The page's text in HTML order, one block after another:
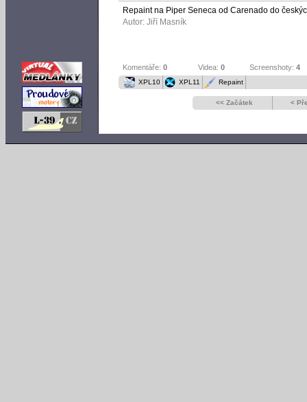
Repaint na Piper Seneca od Carenado do
Autor: Jiří Masník
Komentáře: 0 Videa: 0 Screenshoty: 4
XPL10 XPL11 Repaint
<< Začátek <